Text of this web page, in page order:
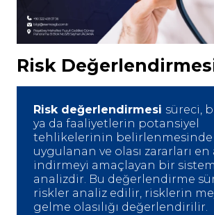
Risk
Risk değerlendirmesi süreci,
ya da faaliyetlerin potansiyel
tehlikelerinin belirlenmesinde
uygulanan ve olası zararları en
indirmeyi amaçlayan bir
analizdir. Bu değerlendirme
riskler analiz edilir, risklerin
gelme olasılığı değerlendirilir.